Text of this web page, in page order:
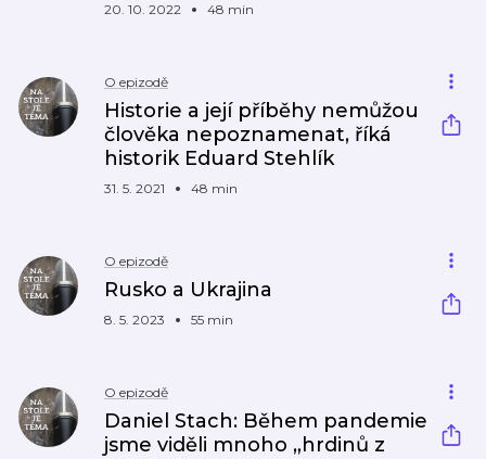
20. 10. 2022 48 min
O epizodě
Historie a její příběhy nemůžou
člověka nepoznamenat, říká
historik Eduard Stehlík
31. 5. 2021 48 min
O epizodě
Rusko a Ukrajina
8. 5. 2023 55 min
O epizodě
Daniel Stach: Během pandemie
jsme viděli mnoho „hrdinů z